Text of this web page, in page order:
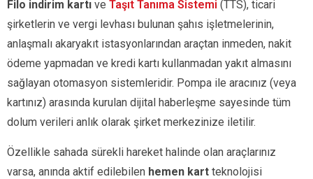
Filo indirim kartı ve Taşıt Tanıma Sistemi (TTS), ticari
şirketlerin ve vergi levhası bulunan şahıs işletmelerinin,
anlaşmalı akaryakıt istasyonlarından araçtan inmeden, nakit
ödeme yapmadan ve kredi kartı kullanmadan yakıt almasını
sağlayan otomasyon sistemleridir. Pompa ile aracınız (veya
kartınız) arasında kurulan dijital haberleşme sayesinde tüm
dolum verileri anlık olarak şirket merkezinize iletilir.
Özellikle sahada sürekli hareket halinde olan araçlarınız
varsa, anında aktif edilebilen hemen kart teknolojisi